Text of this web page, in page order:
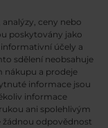
ceny nebo
poskytovány jako
účely a
sdělení neobsahuje
nákupu a prodeje
informace jsou
informace
ani spolehlivým
odpovědnost